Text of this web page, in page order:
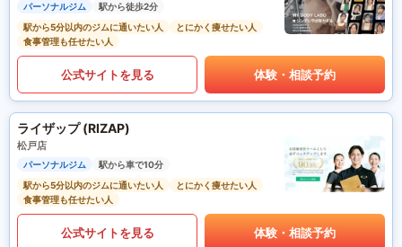
パーソナルジム
駅から徒歩2分
駅から5分以内のジムに通いたい人
とにかく痩せたい人
食事管理も任せたい人
公式サイトを見る 体験・相談予約
ライザップ (RIZAP)
松戸店
パーソナルジム
駅から車で10分
駅から5分以内のジムに通いたい人
とにかく痩せたい人
食事管理も任せたい人
公式サイトを見る 体験・相談予約